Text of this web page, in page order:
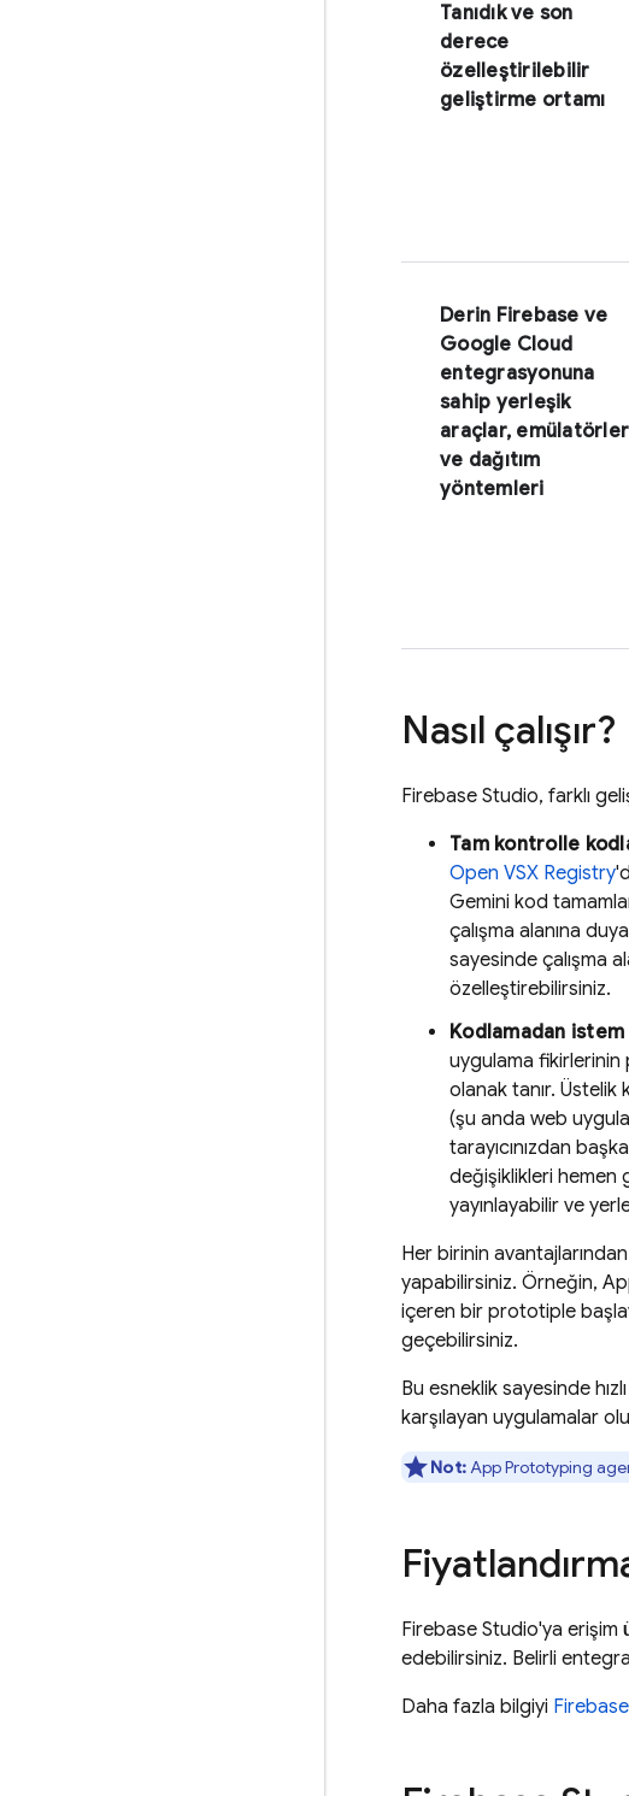
Tanıdık ve son
derece
özelleştirilebilir
geliştirme ortamı
Derin Firebase ve
Google Cloud
entegrasyonuna
sahip yerleşik
araçlar, emülatörler
ve dağıtım
yöntemleri
Nasıl çalışır?
Firebase Studio, farklı
Tam kontrolle
Open VSX Registry
Gemini kod
çalışma alanına
sayesinde çalışma
özelleştirebilirsiniz.
Kodlamadan
uygulama fikirlerinin
olanak tanır. Üstelik
(şu anda web
tarayıcınızdan
değişiklikleri hemen
yayınlayabilir ve
Her birinin
yapabilirsiniz. Örneğin,
içeren bir prototiple
geçebilirsiniz.
Bu esneklik sayesinde
karşılayan uygulamalar
Not:App Prototyping
Firebase Studio'ya erişim
edebilirsiniz. Belirli
Daha fazla bilgiyi